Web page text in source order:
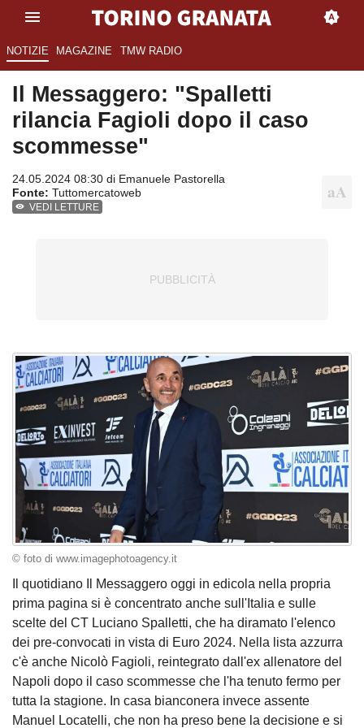
NOTIZIE MAGAZINE TMW RADIO
Il Messaggero: "Spalletti
rilancia Fagioli dopo il caso
scommesse"
24.05.2024 08:30 di Emanuele Pastorella
Fonte: Tuttomercatoweb
VEDI LETTURE
© foto di www.imagephotoagency.it
Il quotidiano Il Messaggero oggi in edicola nella propria
prima pagina si è concentrato anche sull'Italia e sulle
scelte del CT Luciano Spalletti, che ha diramato l'elenco
dei pre-convocati in vista di Euro 2024. Nella lista azzurra
c'è anche Nicolò Fagioli, reintegrato dall'ex allenatore del
Napoli dopo il caso scommesse che l'ha tenuto fermo per
tutta la stagione. In casa bianconera invece assente
Manuel Locatelli, che non ha preso bene la decisione e si